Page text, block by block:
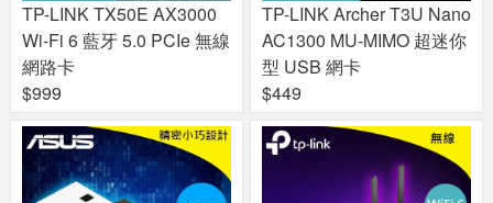
TP-LINK TX50E AX3000
Wi-Fi 6 藍牙 5.0 PCIe 無線
網路卡
$999
TP-LINK Archer T3U Nano
AC1300 MU-MIMO 超迷你
型 USB 網卡
$449